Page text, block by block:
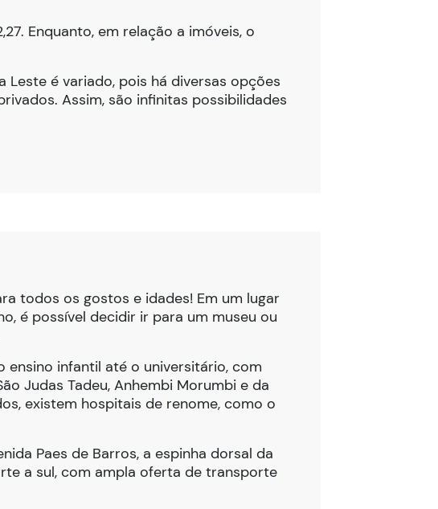
Enquanto, em relação a imóveis, o
é variado, pois há diversas opções
Assim, são infinitas possibilidades
todos os gostos e idades! Em um lugar
é possível decidir ir para um museu ou
ensino infantil até o universitário, com
Judas Tadeu, Anhembi Morumbi e da
existem hospitais de renome, como o
Paes de Barros, a espinha dorsal da
a sul, com ampla oferta de transporte